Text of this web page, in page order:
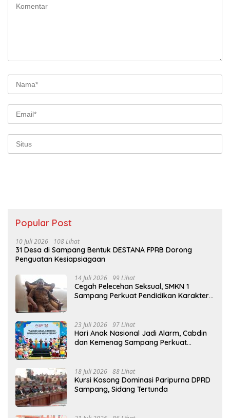
Popular Post
10 Juli 2026 108 Lihat
31 Desa di Sampang Bentuk DESTANA FPRB Dorong
Penguatan Kesiapsiagaan
14 Juli 2026 99 Lihat
Cegah Pelecehan Seksual, SMKN 1
Sampang Perkuat Pendidikan Karakter
23 Juli 2026 97 Lihat
Hari Anak Nasional Jadi Alarm, Cabdin
dan Kemenag Sampang Perkuat
18 Juli 2026 88 Lihat
Kursi Kosong Dominasi Paripurna DPRD
Sampang, Sidang Tertunda